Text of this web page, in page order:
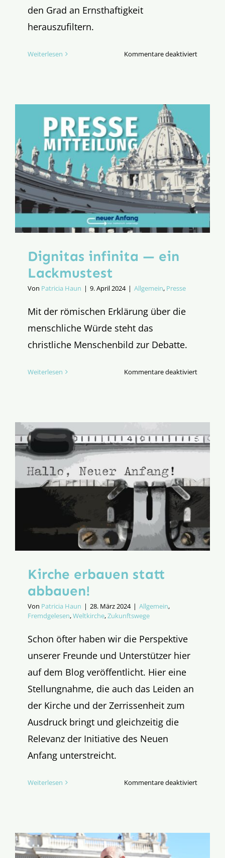
den Grad an Ernsthaftigkeit
herauszufiltern.
Weiterlesen Kommentare deaktiviertfür
Dignitas infinita — ein
Lackmustest
Von Patricia Haun | 9. April 2024 | Allgemein, Presse
Mit der römischen Erklärung über die
menschliche Würde steht das
christliche Menschenbild zur Debatte.
Weiterlesen Kommentare deaktiviertfür
Kirche erbauen statt
abbauen!
Von Patricia Haun | 28. März 2024 | Allgemein,
Fremdgelesen,Weltkirche,Zukunftswege
Schon öfter haben wir die Perspektive
unserer Freunde und Unterstützer hier
auf dem Blog veröffentlicht. Hier eine
Stellungnahme, die auch das Leiden an
der Kirche und der Zerrissenheit zum
Ausdruck bringt und gleichzeitig die
Relevanz der Initiative des Neuen
Anfang unterstreicht.
Weiterlesen Kommentare deaktiviertfür